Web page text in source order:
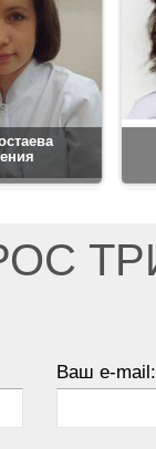
Ваш e-mail: